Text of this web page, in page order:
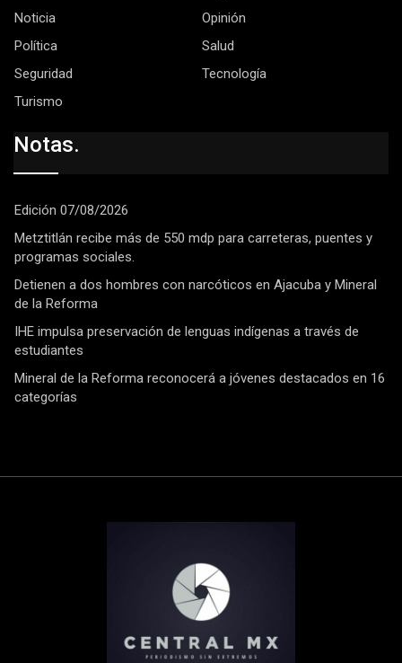
Noticia
Opinión
Política
Salud
Seguridad
Tecnología
Turismo
Notas.
Edición 07/08/2026
Metztitlán recibe más de 550 mdp para carreteras, puentes y
programas sociales.
Detienen a dos hombres con narcóticos en Ajacuba y Mineral
de la Reforma
IHE impulsa preservación de lenguas indígenas a través de
estudiantes
Mineral de la Reforma reconocerá a jóvenes destacados en 16
categorías